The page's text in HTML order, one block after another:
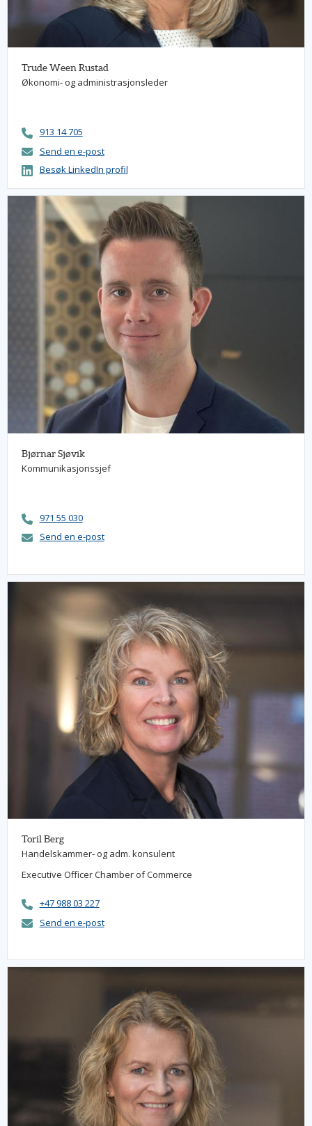
Trude Ween Rustad
Økonomi- og administrasjonsleder
913 14 705
Send en e-post
Besøk LinkedIn profil
Bjørnar Sjøvik
Kommunikasjonssjef
971 55 030
Send en e-post
Toril Berg
Handelskammer- og adm. konsulent
Executive Officer Chamber of Commerce
+47 988 03 227
Send en e-post